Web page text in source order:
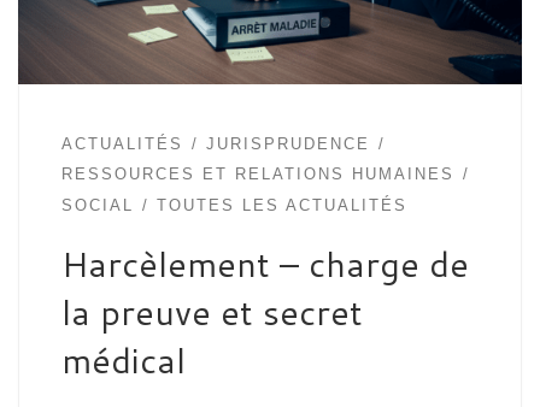
ACTUALITÉS
JURISPRUDENCE
RESSOURCES ET RELATIONS HUMAINES
SOCIAL
TOUTES LES ACTUALITÉS
Harcèlement – charge de
la preuve et secret
médical